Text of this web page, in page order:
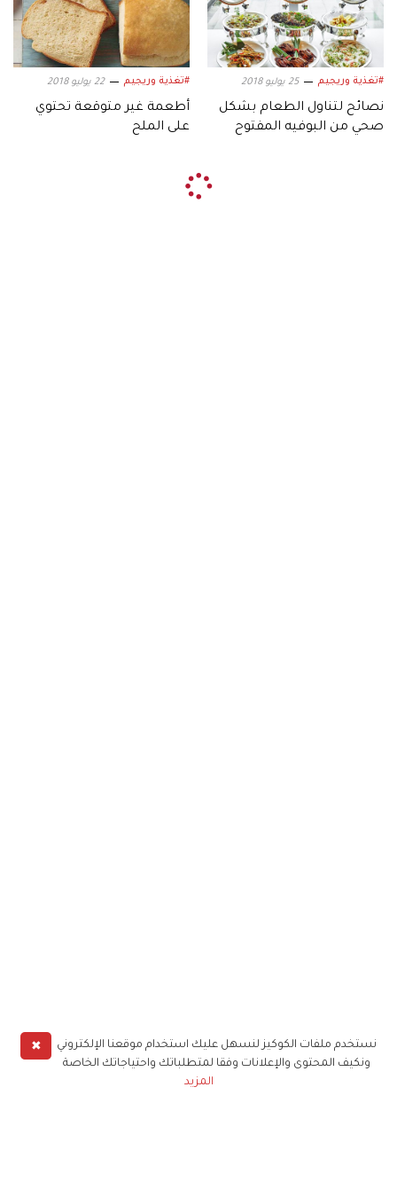
#تغذية وريجيم 25 يوليو 2018
نصائح لتناول الطعام بشكل
صحي من البوفيه المفتوح
#تغذية وريجيم 22 يوليو 2018
أطعمة غير متوقعة تحتوي
على الملح
✖
نستخدم ملفات الكوكيز لنسهل عليك استخدام موقعنا الإلكتروني
ونكيف المحتوى والإعلانات وفقا لمتطلباتك واحتياجاتك الخاصة
المزيد